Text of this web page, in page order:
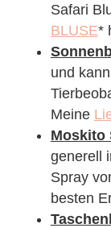
Safari
BLUSE*
und
Meine
Moskito
generell
Spray
besten